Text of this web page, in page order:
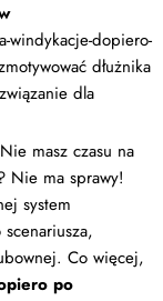
dopiero-
dłużnika
dla
masz czasu na
Nie ma sprawy!
system
Co więcej,
po